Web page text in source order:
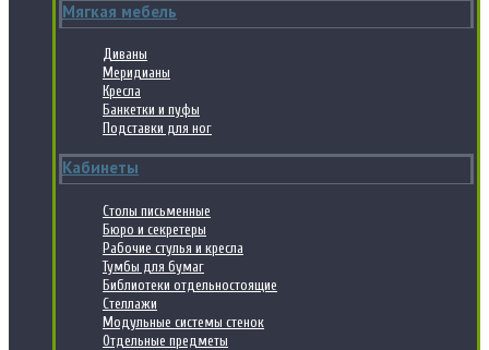
Мягкая мебель
Диваны
Меридианы
Кресла
Банкетки и пуфы
Подставки для ног
Кабинеты
Столы письменные
Бюро и секретеры
Рабочие стулья и кресла
Тумбы для бумаг
Библиотеки отдельностоящие
Стеллажи
Модульные системы стенок
Отдельные предметы